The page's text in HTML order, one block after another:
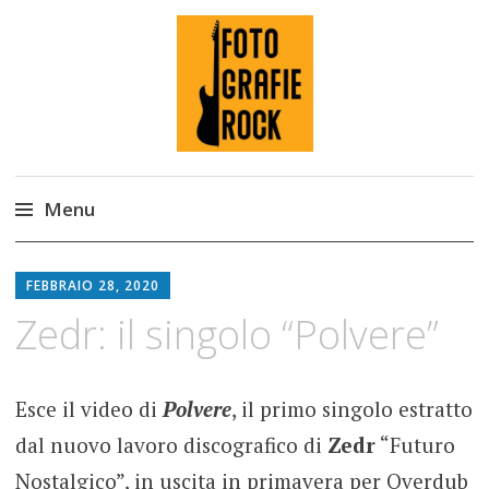
Fotografie ROCK
Menu
to
content
FEBBRAIO 28, 2020
Zedr: il singolo “Polvere”
Esce il video di Polvere, il primo singolo estratto
dal nuovo lavoro discografico di Zedr“Futuro
Nostalgico”, in uscita in primavera per Overdub